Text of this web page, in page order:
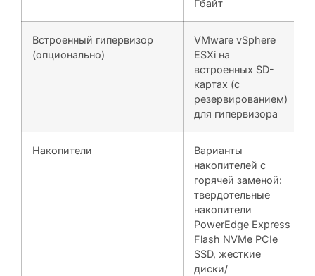
Гбайт
Встроенный гипервизор
(опционально)
VMware vSphere
ESXi на
встроенных SD-
картах (с
резервированием)
для гипервизора
Накопители
Варианты
накопителей с
горячей заменой:
твердотельные
накопители
PowerEdge Express
Flash NVMe PCIe
SSD, жесткие
диски/